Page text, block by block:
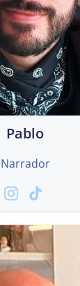
Pablo
Narrador